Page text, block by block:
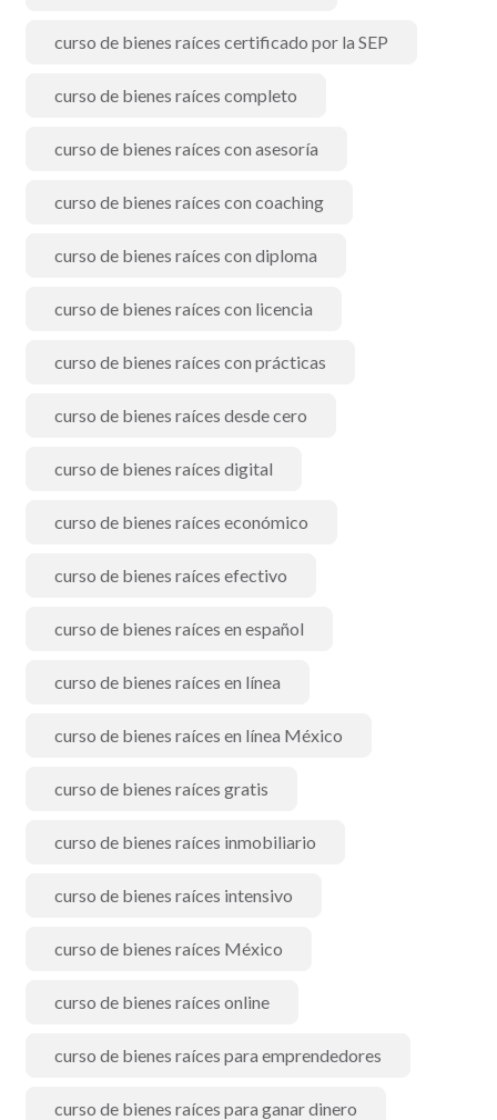
curso de bienes raíces certificado por la SEP
curso de bienes raíces completo
curso de bienes raíces con asesoría
curso de bienes raíces con coaching
curso de bienes raíces con diploma
curso de bienes raíces con licencia
curso de bienes raíces con prácticas
curso de bienes raíces desde cero
curso de bienes raíces digital
curso de bienes raíces económico
curso de bienes raíces efectivo
curso de bienes raíces en español
curso de bienes raíces en línea
curso de bienes raíces en línea México
curso de bienes raíces gratis
curso de bienes raíces inmobiliario
curso de bienes raíces intensivo
curso de bienes raíces México
curso de bienes raíces online
curso de bienes raíces para emprendedores
curso de bienes raíces para ganar dinero